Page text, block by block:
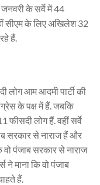
के सर्वे में 44
सीएम के लिए अखिलेश 32
हैं.
लोग आम आदमी पार्टी की
के पक्ष में हैं. जबकि
लोग हैं. वहीं सर्वे
सरकार से नाराज हैं और
पंजाब सरकार से नाराज
ने माना कि वो पंजाब
हैं.